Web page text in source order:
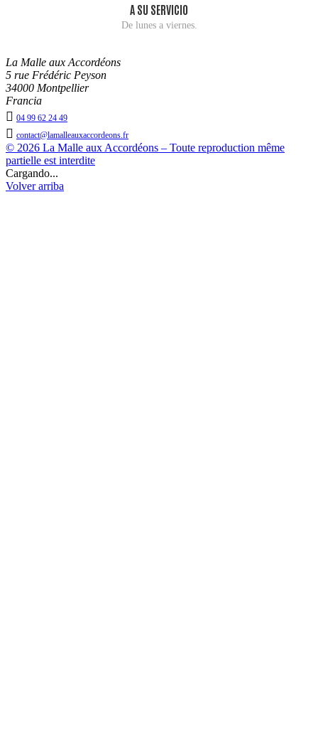
A SU SERVICIO
De lunes a viernes.
La Malle aux Accordéons
5 rue Frédéric Peyson
34000 Montpellier
Francia
 04 99 62 24 49
 contact@lamalleauxaccordeons.fr
© 2026 La Malle aux Accordéons – Toute reproduction même
partielle est interdite
Cargando...
Volver arriba